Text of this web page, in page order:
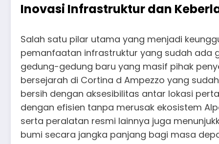
Inovasi Infrastruktur dan
Salah satu pilar utama yang menjadi
pemanfaatan infrastruktur yang sudah ada
gedung-gedung baru yang masif pihak
bersejarah di Cortina d Ampezzo yang
bersih dengan aksesibilitas antar lokasi
dengan efisien tanpa merusak ekosistem
serta peralatan resmi lainnya juga
bumi secara jangka panjang bagi masa